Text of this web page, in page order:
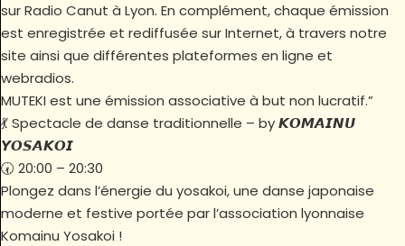
sur Radio Canut à Lyon. En complément, chaque émission
est enregistrée et rediffusée sur Internet, à travers notre
site ainsi que différentes plateformes en ligne et
webradios.
MUTEKI est une émission associative à but non lucratif.”
💃 Spectacle de danse traditionnelle – by 𝙆𝙊𝙈𝘼𝙄𝙉𝙐
𝙔𝙊𝙎𝘼𝙆𝙊𝙄
🕢 20:00 – 20:30
Plongez dans l’énergie du yosakoi, une danse japonaise
moderne et festive portée par l’association lyonnaise
Komainu Yosakoi !